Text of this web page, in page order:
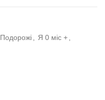
Подорожі, Я 0 міс +,